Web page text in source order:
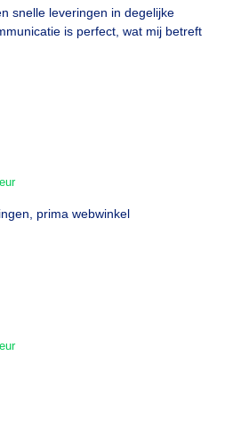
snelle leveringen in degelijke
is perfect, wat mij betreft
prima webwinkel